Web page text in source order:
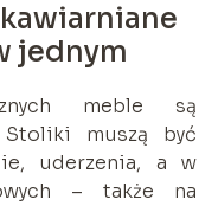
jednym
meble są
Stoliki muszą być
uderzenia, a w
– także na